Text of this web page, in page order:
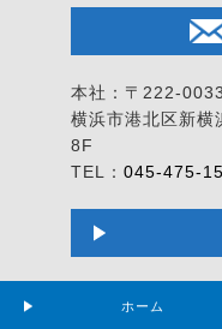
本社：〒222-0033
横浜市港北区新
8F
TEL： 045-475-
ホーム